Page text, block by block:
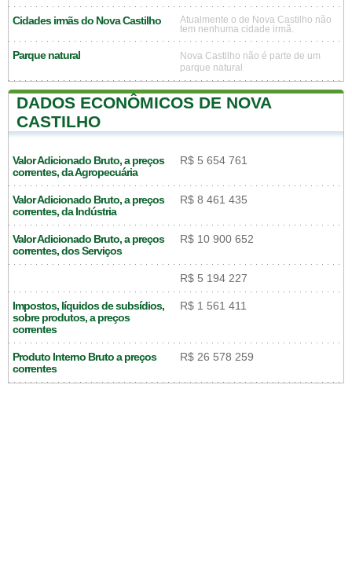
Cidades irmãs do Nova Castilho
Atualmente o de Nova Castilho não
tem nenhuma cidade irmã.
Parque natural
Nova Castilho não é parte de um
parque natural
DADOS ECONÔMICOS DE NOVA
CASTILHO
Valor Adicionado Bruto, a preços
correntes, da Agropecuária
R$ 5 654 761
Valor Adicionado Bruto, a preços
correntes, da Indústria
R$ 8 461 435
Valor Adicionado Bruto, a preços
correntes, dos Serviços
R$ 10 900 652
R$ 5 194 227
Impostos, líquidos de subsídios,
sobre produtos, a preços
correntes
R$ 1 561 411
Produto Interno Bruto a preços
correntes
R$ 26 578 259